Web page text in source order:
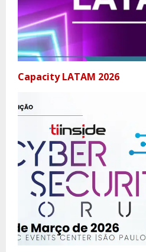
Capacity LATAM 2026